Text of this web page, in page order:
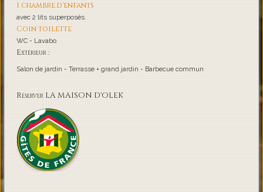
1 chambre d'enfants
avec 2 lits superposés.
Coin toilette
WC - Lavabo
Extérieur :
Salon de jardin - Terrasse + grand jardin - Barbecue commun
Réserver LA MAISON D'OLEK